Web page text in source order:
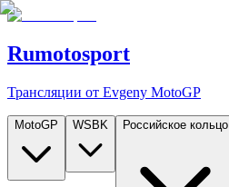
Rumotosport
Трансляции от Evgeny MotoGP
MotoGP WSBK Российское кольцо